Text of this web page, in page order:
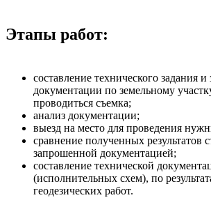
Этапы работ:
составление технического задания и
документации по земельному
проводиться съемка;
анализ документации;
выезд на место для проведения
сравнение полученных результатов
запрошенной документацией;
составление технической
(исполнительных схем), по
геодезических работ.